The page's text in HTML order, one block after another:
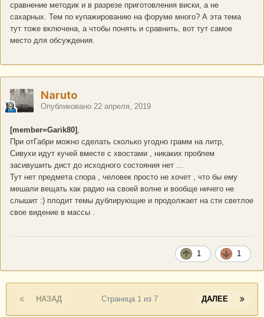
сравнение методик и в разрезе приготовления виски, а не
сахарных. Тем по купажированию на форуме много? А эта тема
тут тоже включена, а чтобы понять и сравнить, вот тут самое
место для обсуждения.
Naruto
Опубликовано 22 апреля, 2019
[member=Garik80] ,
При отГабри можно сделать сколько угодно грамм на литр,
Сивухи идут кучей вместе с хвостами , никаких проблем
засивушить дист до исходного состояния нет ...
Тут нет предмета спора , человек просто не хочет , что бы ему
мешали вещать как радио на своей волне и вообще ничего не
слышит :) плодит темы дублирующие и продолжает на сти светлое
свое видение в массы .
1 1
НАЗАД ДАЛЕЕ
Страница 1 из 7